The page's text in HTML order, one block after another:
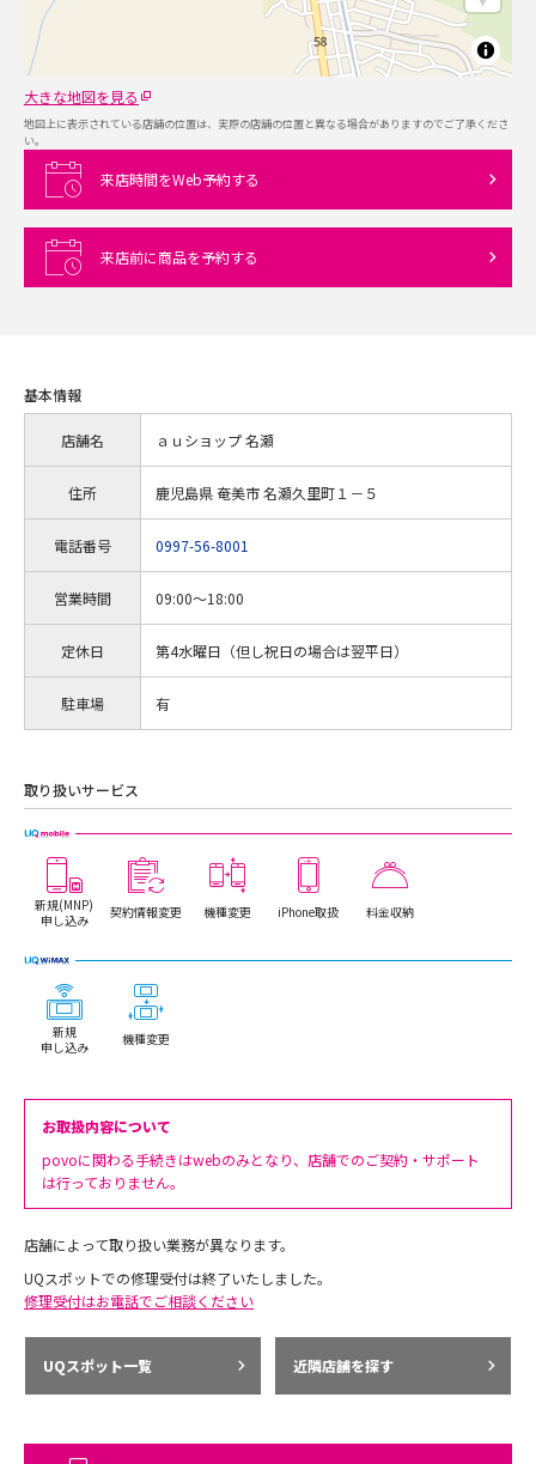
大きな地図を見る
地図上に表示されている店舗の位置は、実際の店舗の位置と異なる場合がありますのでご了承くださ
い。
来店時間をWeb予約する
来店前に商品を予約する
基本情報
店舗名 ａｕショップ 名瀬
住所 鹿児島県 奄美市 名瀬久里町１－５
電話番号 0997-56-8001
営業時間 09:00～18:00
定休日 第4水曜日（但し祝日の場合は翌平日）
駐車場 有
取り扱いサービス
新規(MNP)
申し込み
契約情報変更 機種変更 iPhone取扱 料金収納
新規
申し込み
機種変更
お取扱内容について
povoに関わる手続きはwebのみとなり、店舗でのご契約・サポート
は行っておりません。
店舗によって取り扱い業務が異なります。
UQスポットでの修理受付は終了いたしました。
修理受付はお電話でご相談ください
UQスポット一覧 近隣店舗を探す